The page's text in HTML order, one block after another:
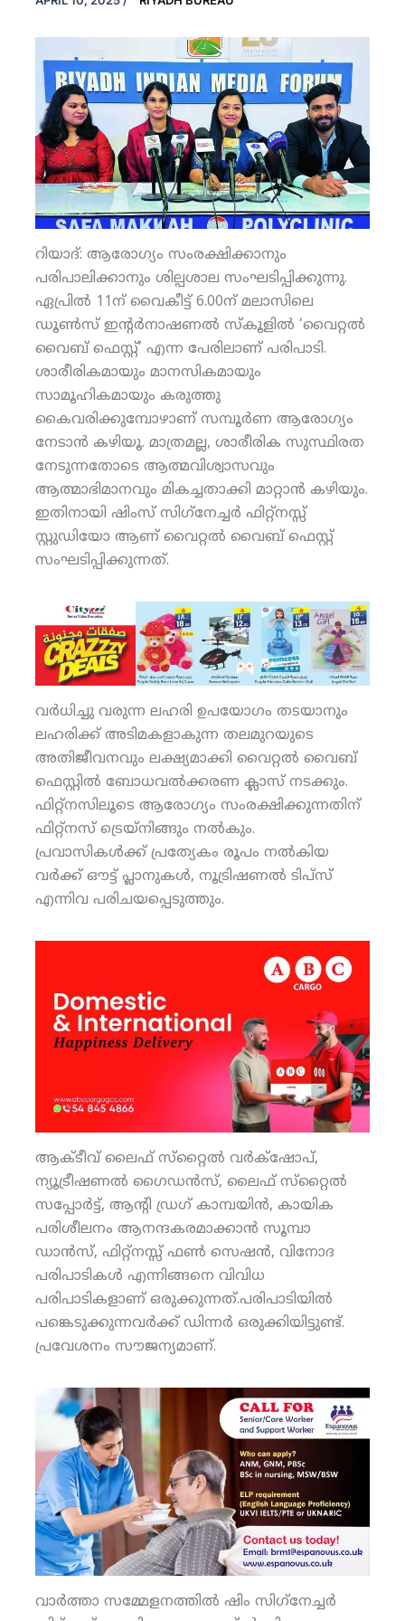
റിയാദ്: ആരോഗ്യം സംരക്ഷിക്കാനും
പരിപാലിക്കാനും ശില്പശാല സംഘടിപ്പിക്കുന്നു.
ഏപ്രില്‍ 11ന് വൈകീട്ട് 6.00ന് മലാസിലെ
ഡൂണ്‍സ് ഇന്റര്‍നാഷണല്‍ സ്‌കൂളില്‍ ‘വൈറ്റല്‍
വൈബ് ഫെസ്റ്റ്’ എന്ന പേരിലാണ് പരിപാടി.
ശാരീരികമായും മാനസികമായും
സാമൂഹികമായും കരുത്തു
കൈവരിക്കുമ്പോഴാണ് സമ്പൂര്‍ണ ആരോഗ്യം
നേടാന്‍ കഴിയൂ. മാത്രമല്ല, ശാരീരിക സുസ്ഥിരത
നേടുന്നതോടെ ആത്മവിശ്വാസവും
ആത്മാഭിമാനവും മികച്ചതാക്കി മാറ്റാന്‍ കഴിയും.
ഇതിനായി ഷിംസ് സിഗ്‌നേച്ചര്‍ ഫിറ്റ്‌നസ്സ്
സ്റ്റുഡിയോ ആണ് വൈറ്റല്‍ വൈബ് ഫെസ്റ്റ്
സംഘടിപ്പിക്കുന്നത്.
വര്‍ധിച്ചു വരുന്ന ലഹരി ഉപയോഗം തടയാനും
ലഹരിക്ക് അടിമകളാകുന്ന തലമുറയുടെ
അതിജീവനവും ലക്ഷ്യമാക്കി വൈറ്റല്‍ വൈബ്
ഫെസ്റ്റില്‍ ബോധവല്‍ക്കരണ ക്ലാസ് നടക്കും.
ഫിറ്റ്‌നസിലൂടെ ആരോഗ്യം സംരക്ഷിക്കുന്നതിന്
ഫിറ്റ്‌നസ് ട്രെയ്‌നിങ്ങും നല്‍കും.
പ്രവാസികള്‍ക്ക് പ്രത്യേകം രൂപം നല്‍കിയ
വര്‍ക്ക് ഔട്ട് പ്ലാനുകള്‍, നൂട്രിഷണല്‍ ടിപ്‌സ്
എന്നിവ പരിചയപ്പെടുത്തും.
ആക്ടീവ് ലൈഫ് സ്‌റ്റൈല്‍ വര്‍ക്‌ഷോപ്,
ന്യൂട്രീഷണല്‍ ഗൈഡന്‍സ്, ലൈഫ് സ്‌റ്റൈല്‍
സപ്പോര്‍ട്ട്, ആന്റി ഡ്രഗ് കാമ്പയിന്‍, കായിക
പരിശീലനം ആനന്ദകരമാക്കാന്‍ സൂമ്പാ
ഡാന്‍സ്, ഫിറ്റ്‌നസ്സ് ഫണ്‍ സെഷന്‍, വിനോദ
പരിപാടികള്‍ എന്നിങ്ങനെ വിവിധ
പരിപാടികളാണ് ഒരുക്കുന്നത്.പരിപാടിയില്‍
പങ്കെടുക്കുന്നവര്‍ക്ക് ഡിന്നര്‍ ഒരുക്കിയിട്ടുണ്ട്.
പ്രവേശനം സൗജന്യമാണ്.
വാര്‍ത്താ സമ്മേളനത്തില്‍ ഷിം സിഗ്‌നേച്ചര്‍